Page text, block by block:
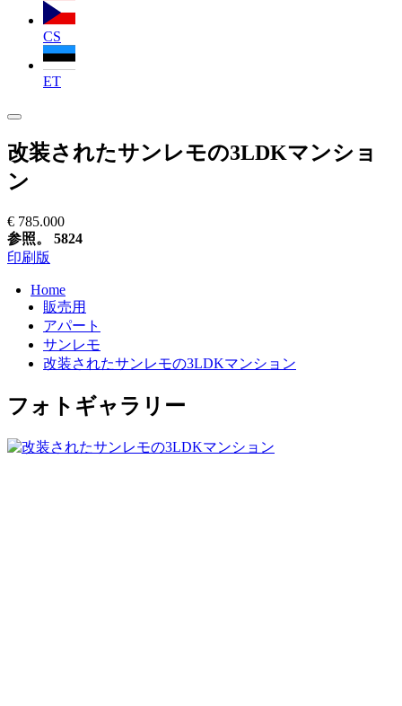
CS
ET
改装されたサンレモの3LDKマンショ
ン
€ 785.000
参照。 5824
印刷版
Home
販売用
アパート
サンレモ
改装されたサンレモの3LDKマンション
フォトギャラリー